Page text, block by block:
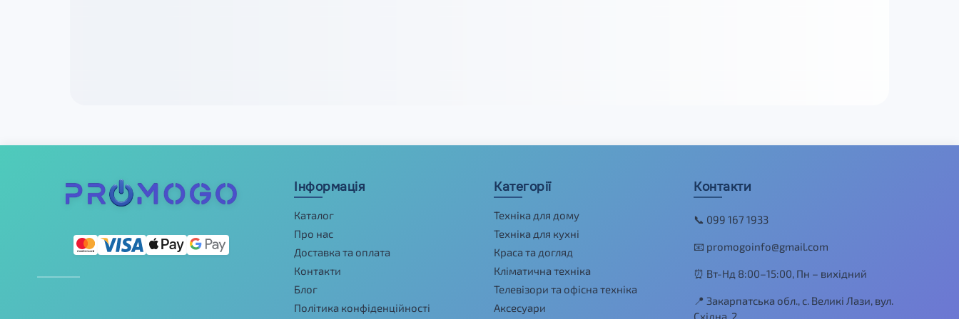
Інформація
Каталог
Про нас
Доставка та оплата
Контакти
Блог
Політика конфіденційності
Категорії
Техніка для дому
Техніка для кухні
Краса та догляд
Кліматична техніка
Телевізори та офісна техніка
Аксесуари
Контакти
📞 099 167 1933
📧 promogoinfo@gmail.com
⏰ Вт-Нд 8:00–15:00, Пн – вихідний
📍 Закарпатська обл., с. Великі Лази, вул.
Східна, 2